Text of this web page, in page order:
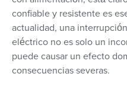
confiable y resistente es
actualidad, una
eléctrico no es solo un
puede causar un efecto
consecuencias severas.